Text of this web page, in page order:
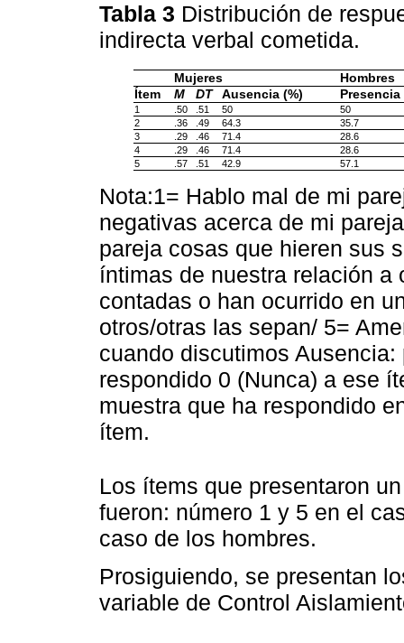
Tabla 3 Distribución de
indirecta verbal cometida.
Mujeres
Hombres
Ítem
M DT Ausencia (%) Presencia
1 .50 .51 50
50
2
.36 .49 64.3
35.7
3
.29 .46 71.4
28.6
4
.29 .46 71.4
28.6
5
.57 .51 42.9 57.1
Nota:1= Hablo mal de mi
negativas acerca de mi
pareja cosas que hieren sus
íntimas de nuestra relación a
contadas o han ocurrido en
otros/otras las sepan/ 5=
cuando discutimos
respondido 0 (Nunca) a ese
muestra que ha respondido
ítem.
Los ítems que presentaron
fueron: número 1 y 5 en el
caso de los hombres.
Prosiguiendo, se presentan
variable de Control